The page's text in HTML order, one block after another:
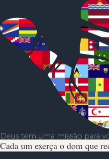
Deus tem uma missão para
Cada um exerça o dom que